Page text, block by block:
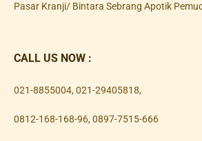
Pasar Kranji/ Bintara Sebrang Apotik
CALL US NOW :
021-8855004, 021-29405818,
0812-168-168-96, 0897-7515-666